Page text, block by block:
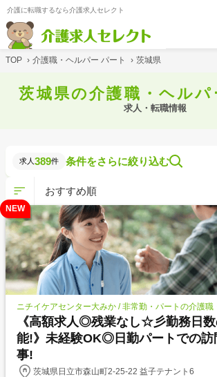
介護に転職するなら介護求人セレクト
TOP › 介護職・ヘルパー パート › 茨城県
茨城県の介護職・ヘルパ
求人・転職情報
求人 389件 条件をさらに絞り込む
NEW
ニチイケアセンター大みか / 非常勤・パートの介護職
《高額求人◎残業なし☆彡勤務日
能!》未経験OK◎日勤パートでの訪
事!
茨城県日立市森山町2-25-22 益子テナント6